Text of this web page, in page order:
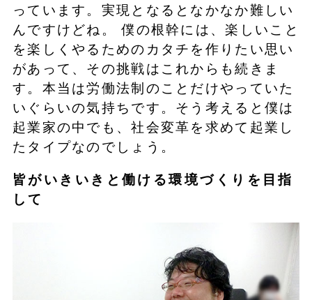
っています。実現となるとなかなか難しい
んですけどね。 僕の根幹には、楽しいこと
を楽しくやるためのカタチを作りたい思い
があって、その挑戦はこれからも続きま
す。本当は労働法制のことだけやっていた
いぐらいの気持ちです。そう考えると僕は
起業家の中でも、社会変革を求めて起業し
たタイプなのでしょう。
皆がいきいきと働ける環境づくりを目指
して